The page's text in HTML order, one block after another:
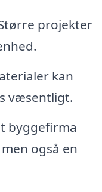
projekter
kan
væsentligt.
byggefirma
også en